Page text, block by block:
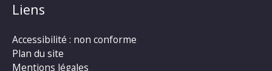
Liens
Accessibilité : non conforme
Plan du site
Mentions légales